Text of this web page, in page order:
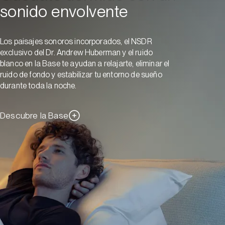
sonido envolvente
Los paisajes sonoros incorporados, el NSDR
exclusivo del Dr. Andrew Huberman y el ruido
blanco en la Base te ayudan a relajarte, eliminar el
ruido de fondo y estabilizar tu entorno de sueño
durante toda la noche.
Descubre la Base